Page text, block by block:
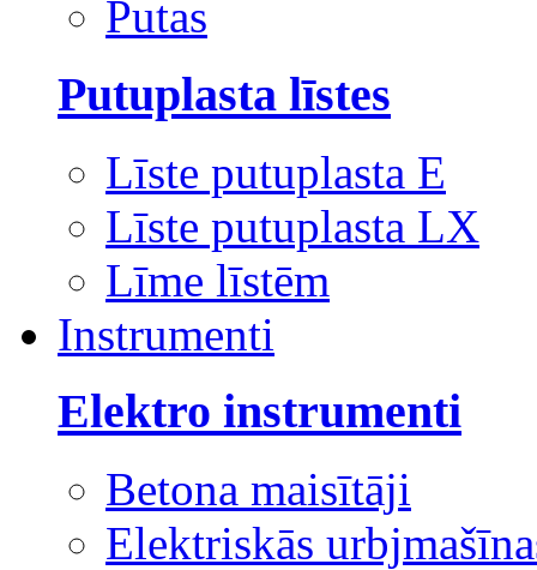
Putas
Putuplasta līstes
Līste putuplasta E
Līste putuplasta LX
Līme līstēm
Instrumenti
Elektro instrumenti
Betona maisītāji
Elektriskās